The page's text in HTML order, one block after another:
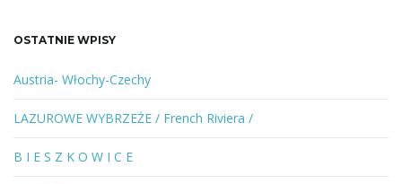
a
e
s
ł
o
w
o
OSTATNIE WPISY
Austria- Włochy-Czechy
LAZUROWE WYBRZEŻE / French Riviera /
B I E S Z K O W I C E